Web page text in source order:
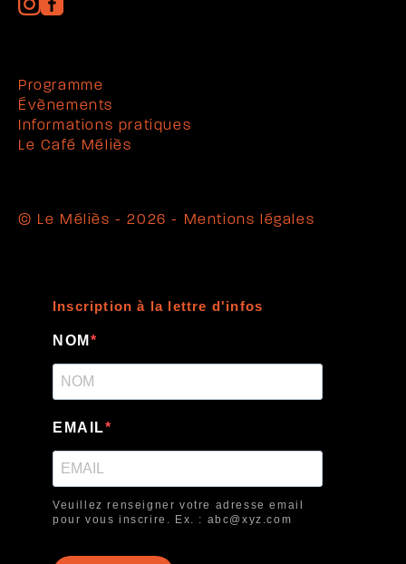
Programme
Évènements
Informations pratiques
Le Café Méliès
© Le Méliès - 2026 - Mentions légales
Inscription à la lettre d'infos
NOM
EMAIL
Veuillez renseigner votre adresse email
pour vous inscrire. Ex. : abc@xyz.com